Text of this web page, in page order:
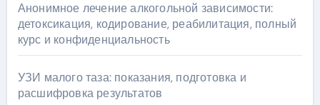
Анонимное лечение алкогольной зависимости:
детоксикация, кодирование, реабилитация, полный
курс и конфиденциальность
УЗИ малого таза: показания, подготовка и
расшифровка результатов